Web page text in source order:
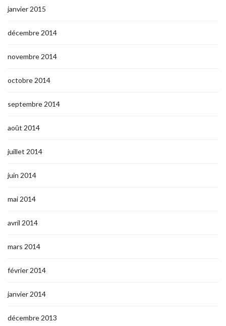
janvier 2015
décembre 2014
novembre 2014
octobre 2014
septembre 2014
août 2014
juillet 2014
juin 2014
mai 2014
avril 2014
mars 2014
février 2014
janvier 2014
décembre 2013